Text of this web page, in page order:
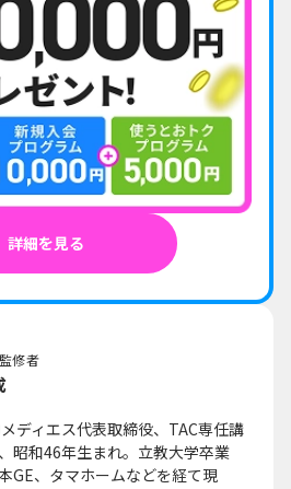
詳細を見る
修者
ディエス代表取締役、TAC専任講
昭和46年生まれ。立教大学卒業
GE、タマホームなどを経て現